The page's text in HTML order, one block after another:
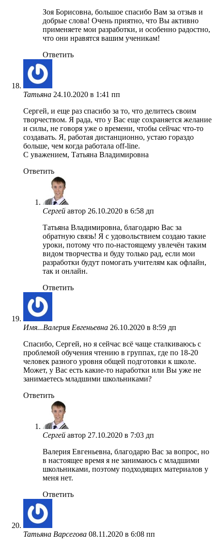
Зоя Борисовна, большое спасибо Вам за отзыв и
добрые слова! Очень приятно, что Вы активно
применяете мои разработки, и особенно радостно,
что они нравятся вашим ученикам!
Ответить
Татьяна 24.10.2020 в 1:41 пп
Сергей, и еще раз спасибо за то, что делитесь своим
творчеством. Я рада, что у Вас еще сохраняется желание
и силы, не говоря уже о времени, чтобы сейчас что-то
создавать. Я, работая дистанционно, устаю гораздо
больше, чем когда работала off-line.
С уважением, Татьяна Владимировна
Ответить
Сергей автор 26.10.2020 в 6:58 дп
Татьяна Владимировна, благодарю Вас за
обратную связь! Я с удовольствием создаю такие
уроки, потому что по-настоящему увлечён таким
видом творчества и буду только рад, если мои
разработки будут помогать учителям как офлайн,
так и онлайн.
Ответить
Имя...Валерия Евгеньевна 26.10.2020 в 8:59 дп
Спасибо, Сергей, но я сейчас всё чаще сталкиваюсь с
проблемой обучения чтению в группах, где по 18-20
человек разного уровня общей подготовки к школе.
Может, у Вас есть какие-то наработки или Вы уже не
занимаетесь младшими школьниками?
Ответить
Сергей автор 27.10.2020 в 7:03 дп
Валерия Евгеньевна, благодарю Вас за вопрос, но
в настоящее время я не занимаюсь с младшими
школьниками, поэтому подходящих материалов у
меня нет.
Ответить
Татьяна Варсегова 08.11.2020 в 6:08 пп